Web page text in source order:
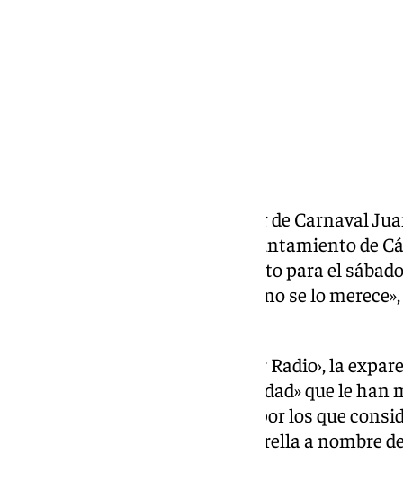
Paqui Pino, la expareja del autor de Carnaval
malos tratos, que solicitó al Ayuntamiento de
homenaje al carnavalero previsto para el
«glorifique» a una persona que «no se lo
En una entrevista en ‹Canal Sur Radio›, la
equipo de Gobierno la «sensibilidad» que le
los que les expuso los motivos por los que
el acto de colocación de una estrella a nombre